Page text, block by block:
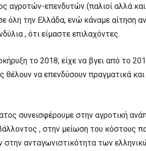
αγροτών-επενδυτών (παλιοί αλλά και
όλη την Ελλάδα, ενώ κάναμε αίτηση
, ότι είμαστε επιλαχόντες.
το 2018, είχε να βγει από το
θέλουν να επενδύσουν πραγματικά
συνεισφέρουμε στην αγροτική
, στην μείωση του κόστους
ανταγωνιστικότητα των